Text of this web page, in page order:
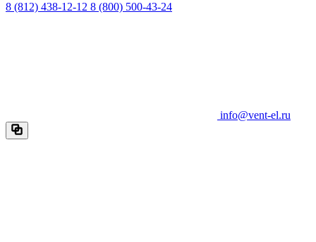
8 (812) 438-12-12 8 (800) 500-43-24
info@vent-el.ru